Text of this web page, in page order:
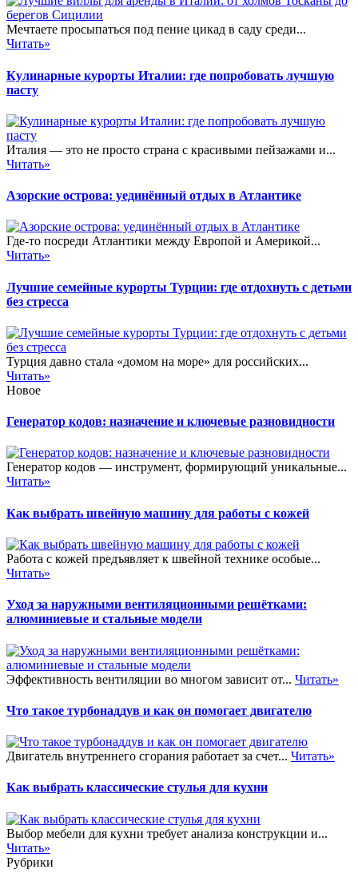
Мечтаете просыпаться под пение цикад в саду среди...
Читать»
Кулинарные курорты Италии: где попробовать лучшую
пасту
Италия — это не просто страна с красивыми пейзажами и...
Читать»
Азорские острова: уединённый отдых в Атлантике
Где-то посреди Атлантики между Европой и Америкой...
Читать»
Лучшие семейные курорты Турции: где отдохнуть с детьми
без стресса
Турция давно стала «домом на море» для российских...
Читать»
Новое
Генератор кодов: назначение и ключевые разновидности
Генератор кодов — инструмент, формирующий уникальные...
Читать»
Как выбрать швейную машину для работы с кожей
Работа с кожей предъявляет к швейной технике особые...
Читать»
Уход за наружными вентиляционными решётками:
алюминиевые и стальные модели
Эффективность вентиляции во многом зависит от... Читать»
Что такое турбонаддув и как он помогает двигателю
Двигатель внутреннего сгорания работает за счет... Читать»
Как выбрать классические стулья для кухни
Выбор мебели для кухни требует анализа конструкции и...
Читать»
Рубрики